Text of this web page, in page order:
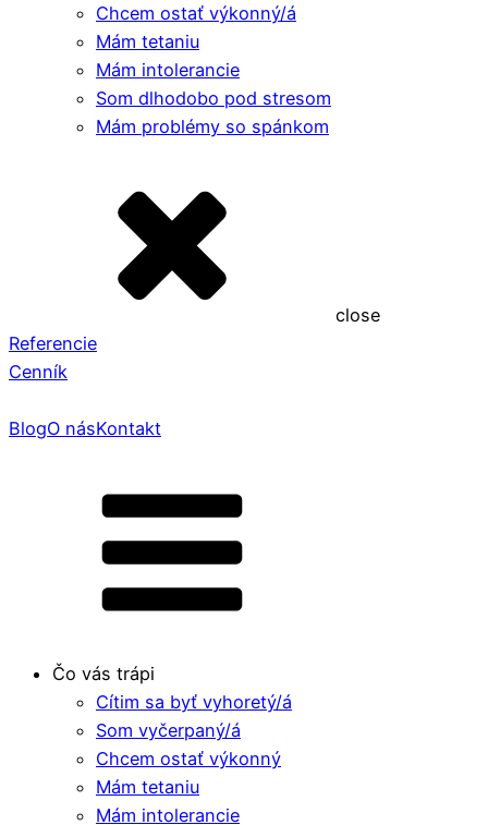
Chcem ostať výkonný/á
Mám tetaniu
Mám intolerancie
Som dlhodobo pod stresom
Mám problémy so spánkom
close
Referencie
Cenník
BlogO násKontakt
Čo vás trápi
Cítim sa byť vyhoretý/á
Som vyčerpaný/á
Chcem ostať výkonný
Mám tetaniu
Mám intolerancie